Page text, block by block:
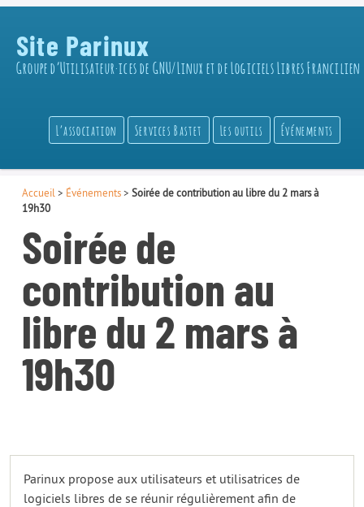
Site Parinux
Groupe d’Utilisateur·ices de GNU/Linux et de Logiciels Libres Francilien
L’association Services Bastet Les outils Événements
Accueil > Événements> Soirée de contribution au libre du 2 mars à
19h30
Soirée de
contribution au
libre du 2 mars à
19h30
Parinux propose aux utilisateurs et utilisatrices de
logiciels libres de se réunir régulièrement afin de